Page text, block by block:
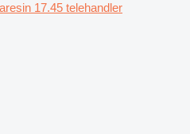
17.45 telehandler